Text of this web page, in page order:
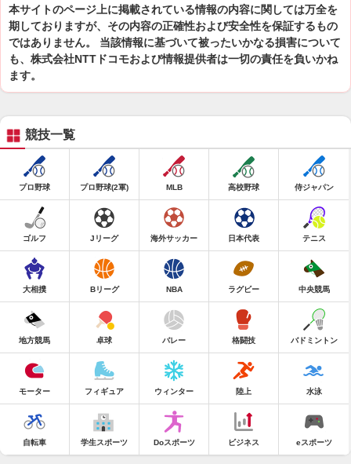
本サイトのページ上に掲載されている情報の内容に関しては万全を
期しておりますが、その内容の正確性および安全性を保証するもの
ではありません。 当該情報に基づいて被ったいかなる損害について
も、株式会社NTTドコモおよび情報提供者は一切の責任を負いかね
ます。
競技一覧
プロ野球 プロ野球(2軍) MLB 高校野球 侍ジャパン
ゴルフ Jリーグ 海外サッカー 日本代表 テニス
大相撲 Bリーグ NBA ラグビー 中央競馬
地方競馬 卓球 バレー 格闘技 バドミントン
モーター フィギュア ウィンター 陸上 水泳
自転車 学生スポーツ Doスポーツ ビジネス eスポーツ